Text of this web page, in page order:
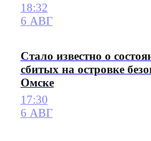
18:32
6 АВГ
Стало известно о
сбитых на островке
Омске
17:30
6 АВГ